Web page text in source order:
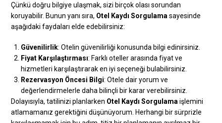
Çünkü doğru bilgiye ulaşmak, sizi birçok olası sorundan
koruyabilir. Bunun yanı sıra, Otel Kaydı Sorgulama sayesinde
aşağıdaki faydaları elde edebilirsiniz:
Güvenilirlik: Otelin güvenilirliği konusunda bilgi edinirsiniz.
Fiyat Karşılaştırması: Farklı oteller arasında fiyat ve
hizmetleri karşılaştırarak en iyi seçeneği bulabilirsiniz.
Rezervasyon Öncesi Bilgi: Otele dair yorum ve
değerlendirmelerle daha bilinçli bir karar verebilirsiniz.
Dolayısıyla, tatilinizi planlarken Otel Kaydı Sorgulama işlemini
atlamamanız gerektiğini düşünüyorum. Herhangi bir sürprizle